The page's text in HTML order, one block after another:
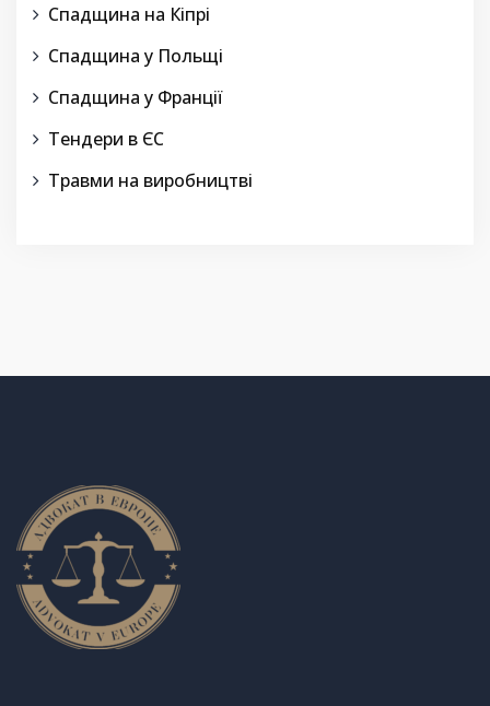
Спадщина на Кіпрі
Спадщина у Польщі
Спадщина у Франції
Тендери в ЄС
Травми на виробництві